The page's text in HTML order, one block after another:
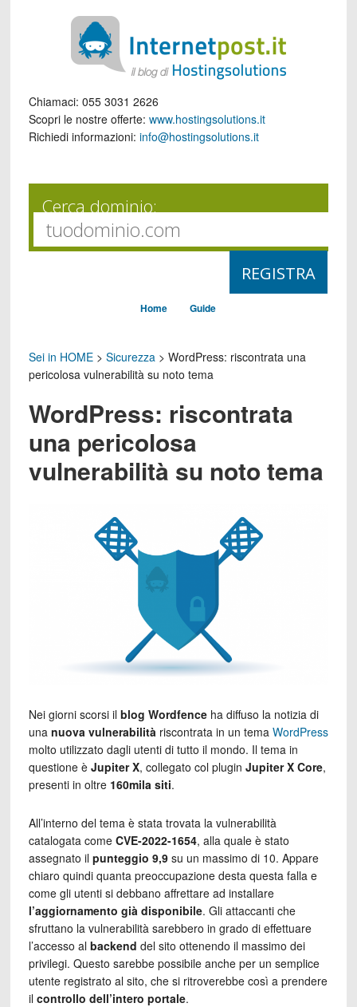
Chiamaci: 055 3031 2626
Scopri le nostre offerte: www.hostingsolutions.it
Richiedi informazioni: info@hostingsolutions.it
Cerca dominio:
Home Guide
Sei in HOME> Sicurezza> WordPress: riscontrata una
pericolosa vulnerabilità su noto tema
WordPress: riscontrata
una pericolosa
vulnerabilità su noto tema
Nei giorni scorsi il blog Wordfenceha diffuso la notizia di
una nuova vulnerabilità riscontrata in un tema WordPress
molto utilizzato dagli utenti di tutto il mondo. Il tema in
questione è Jupiter X, collegato col plugin Jupiter X Core,
presenti in oltre 160mila siti.
All’interno del tema è stata trovata la vulnerabilità
catalogata come CVE-2022-1654, alla quale è stato
assegnato il punteggio 9,9su un massimo di 10. Appare
chiaro quindi quanta preoccupazione desta questa falla e
come gli utenti si debbano affrettare ad installare
l’aggiornamento già disponibile. Gli attaccanti che
sfruttano la vulnerabilità sarebbero in grado di effettuare
l’accesso al backend del sito ottenendo il massimo dei
privilegi. Questo sarebbe possibile anche per un semplice
utente registrato al sito, che si ritroverebbe così a prendere
il controllo dell’intero portale.